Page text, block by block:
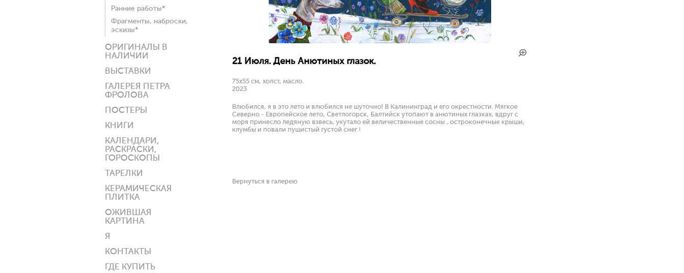
Ранние работы*
Фрагменты, наброски,
эскизы*
ОРИГИНАЛЫ В
НАЛИЧИИ
ВЫСТАВКИ
ГАЛЕРЕЯ ПЕТРА
ФРОЛОВА
ПОСТЕРЫ
КНИГИ
КАЛЕНДАРИ,
РАСКРАСКИ,
ГОРОСКОПЫ
ТАРЕЛКИ
КЕРАМИЧЕСКАЯ
ПЛИТКА
ОЖИВШАЯ
КАРТИНА
Я
КОНТАКТЫ
ГДЕ КУПИТЬ
21 Июля. День Анютиных глазок.
75х55 см, холст, масло.
2023
Влюбился, я в это лето и влюбился не шуточно! В Калининград и его окрестности. Мягкое
Северно - Европейское лето, Светлогорск, Балтийск утопают в анютиных глазках, вдруг с
моря принесло ледяную взвесь, укутало ей величественные сосны , остроконечные крыши,
клумбы и повали пушистый густой снег !
Вернуться в галерею